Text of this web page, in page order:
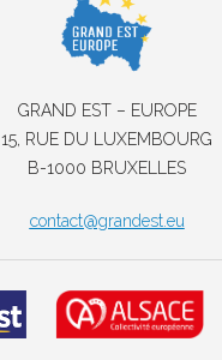
GRAND EST – EUROPE
15, RUE DU LUXEMBOURG
B-1000 BRUXELLES
contact@grandest.eu